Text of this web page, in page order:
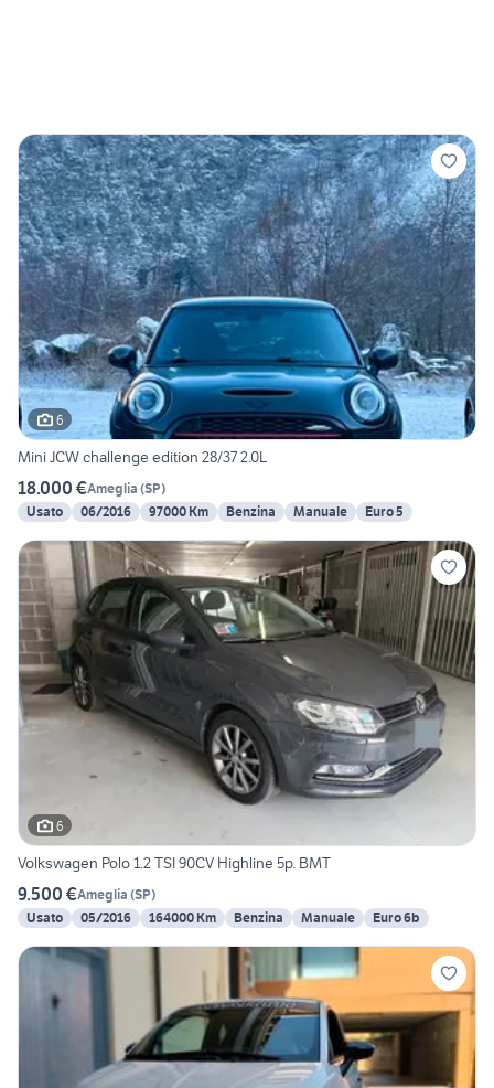
6
Mini JCW challenge edition 28/37 2.0L
18.000 €Ameglia (SP)
Usato
06/2016 97000 Km Benzina Manuale Euro 5
6
Volkswagen Polo 1.2 TSI 90CV Highline 5p. BMT
9.500 €Ameglia (SP)
Usato
05/2016 164000 Km Benzina Manuale Euro 6b